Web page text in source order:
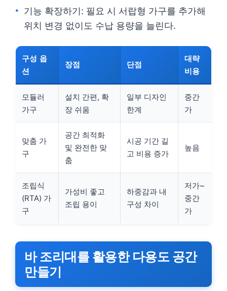
기능 확장하기: 필요 시 서랍형 가구를 추가해
위치 변경 없이도 수납 용량을 늘린다.
구성 옵
션
장점 단점
대략
비용
모듈러
가구
설치 간편, 확
장 쉬움
일부 디자인
한계
중간
가
맞춤 가
구
공간 최적화
및 완전한 맞
춤
시공 기간 길
고 비용 증가
높음
조립식
(RTA) 가
구
가성비 좋고
조립 용이
하중감과 내
구성 차이
저가~
중간
가
바 조리대를 활용한 다용도 공간
만들기